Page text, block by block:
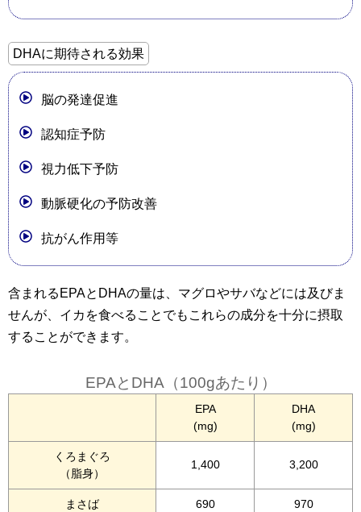
DHAに期待される効果
脳の発達促進
認知症予防
視力低下予防
動脈硬化の予防改善
抗がん作用等
含まれるEPAとDHAの量は、マグロやサバなどには及びま
せんが、イカを食べることでもこれらの成分を十分に摂取
することができます。
EPAとDHA（100gあたり）
EPA
(mg)
DHA
(mg)
くろまぐろ
（脂身）
1,400 3,200
まさば 690 970